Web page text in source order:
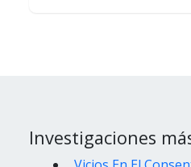
Investigaciones